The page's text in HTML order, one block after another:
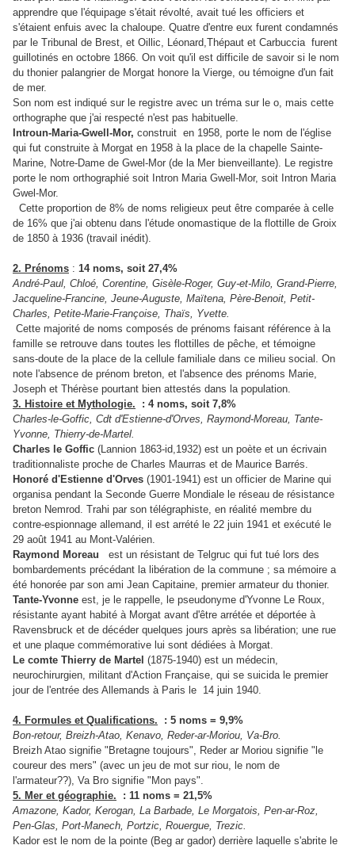
apprendre que l'équipage s'était révolté, avait tué les officiers et
s'étaient enfuis avec la chaloupe. Quatre d'entre eux furent condamnés
par le Tribunal de Brest, et Oillic, Léonard,Thépaut et Carbuccia furent
guillotinés en octobre 1866. On voit qu'il est difficile de savoir si le nom
du thonier palangrier de Morgat honore la Vierge, ou témoigne d'un fait
de mer.
Son nom est indiqué sur le registre avec un tréma sur le o, mais cette
orthographe que j'ai respecté n'est pas habituelle.
Introun-Maria-Gwell-Mor, construit en 1958, porte le nom de l'église
qui fut construite à Morgat en 1958 à la place de la chapelle Sainte-
Marine, Notre-Dame de Gwel-Mor (de la Mer bienveillante). Le registre
porte le nom orthographié soit Intron Maria Gwell-Mor, soit Intron Maria
Gwel-Mor.
Cette proportion de 8% de noms religieux peut être comparée à celle
de 16% que j'ai obtenu dans l'étude onomastique de la flottille de Groix
de 1850 à 1936 (travail inédit).
2. Prénoms : 14 noms, soit 27,4%
André-Paul, Chloé, Corentine, Gisèle-Roger, Guy-et-Milo, Grand-Pierre,
Jacqueline-Francine, Jeune-Auguste, Maïtena, Père-Benoit, Petit-
Charles, Petite-Marie-Françoise, Thaïs, Yvette.
Cette majorité de noms composés de prénoms faisant référence à la
famille se retrouve dans toutes les flottilles de pêche, et témoigne
sans-doute de la place de la cellule familiale dans ce milieu social. On
note l'absence de prénom breton, et l'absence des prénoms Marie,
Joseph et Thérèse pourtant bien attestés dans la population.
3. Histoire et Mythologie.
: 4 noms, soit 7,8%
Charles-le-Goffic, Cdt d'Estienne-d'Orves, Raymond-Moreau, Tante-
Yvonne, Thierry-de-Martel.
Charles le Goffic (Lannion 1863-id,1932) est un poète et un écrivain
traditionnaliste proche de Charles Maurras et de Maurice Barrés.
Honoré d'Estienne d'Orves (1901-1941) est un officier de Marine qui
organisa pendant la Seconde Guerre Mondiale le réseau de résistance
breton Nemrod. Trahi par son télégraphiste, en réalité membre du
contre-espionnage allemand, il est arrété le 22 juin 1941 et exécuté le
29 août 1941 au Mont-Valérien.
Raymond Moreau
est un résistant de Telgruc qui fut tué lors des
bombardements précédant la libération de la commune ; sa mémoire a
été honorée par son ami Jean Capitaine, premier armateur du thonier.
Tante-Yvonne est, je le rappelle, le pseudonyme d'Yvonne Le Roux,
résistante ayant habité à Morgat avant d'être arrétée et déportée à
Ravensbruck et de décéder quelques jours après sa libération; une rue
et une plaque commémorative lui sont dédiées à Morgat.
Le comte Thierry de Martel (1875-1940) est un médecin,
neurochirurgien, militant d'Action Française, qui se suicida le premier
jour de l'entrée des Allemands à Paris le 14 juin 1940.
4. Formules et Qualifications. : 5 noms = 9,9%
Bon-retour, Breizh-Atao, Kenavo, Reder-ar-Moriou, Va-Bro.
Breizh Atao signifie "Bretagne toujours", Reder ar Moriou signifie "le
coureur des mers" (avec un jeu de mot sur riou, le nom de
l'armateur??), Va Bro signifie "Mon pays".
5. Mer et géographie. : 11 noms = 21,5%
Amazone, Kador, Kerogan, La Barbade, Le Morgatois, Pen-ar-Roz,
Pen-Glas, Port-Manech, Portzic, Rouergue, Trezic.
Kador est le nom de la pointe (Beg ar gador) derrière laquelle s'abrite le